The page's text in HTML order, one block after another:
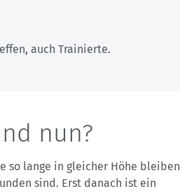
auch Trainierte.
nun?
so lange in gleicher Höhe
sind. Erst danach ist ein